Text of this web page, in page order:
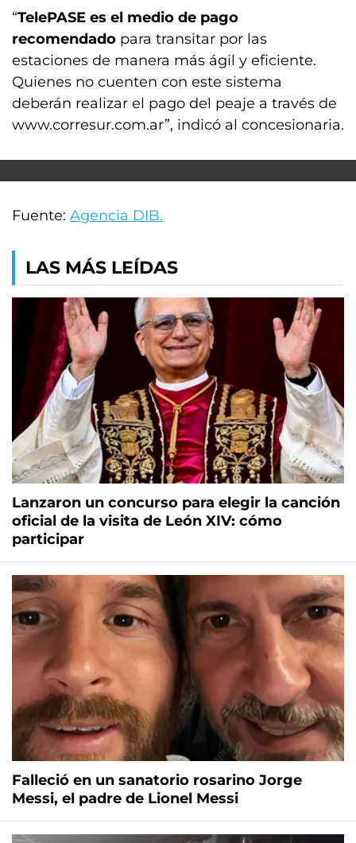
“TelePASE es el medio de pago
recomendado para transitar por las
estaciones de manera más ágil y eficiente.
Quienes no cuenten con este sistema
deberán realizar el pago del peaje a través de
www.corresur.com.ar”, indicó al concesionaria.
Fuente: Agencia DIB.
LAS MÁS LEÍDAS
Lanzaron un concurso para elegir la canción
oficial de la visita de León XIV: cómo
participar
Falleció en un sanatorio rosarino Jorge
Messi, el padre de Lionel Messi